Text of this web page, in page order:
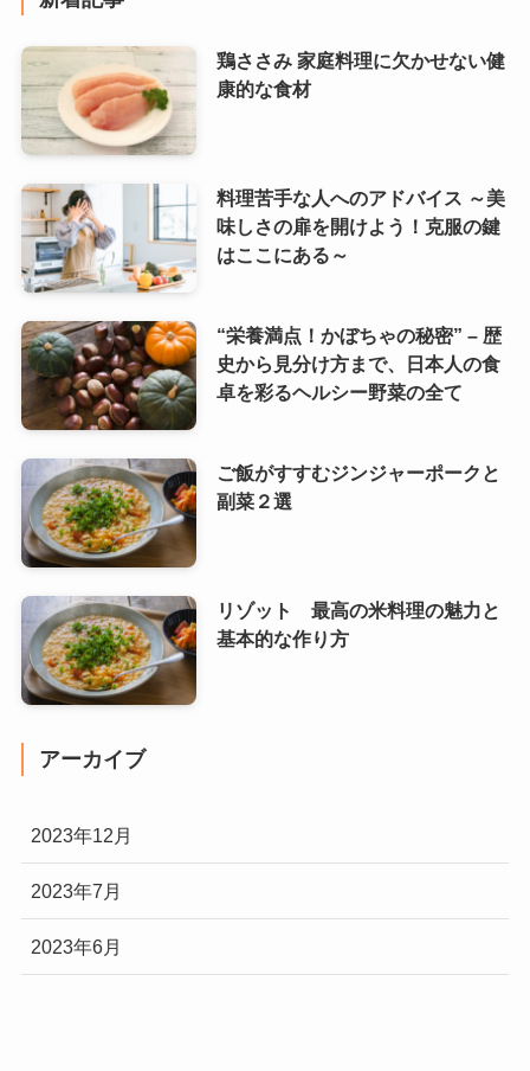
鶏ささみ 家庭料理に欠かせない健
康的な食材
料理苦手な人へのアドバイス ～美
味しさの扉を開けよう！克服の鍵
はここにある～
“栄養満点！かぼちゃの秘密” – 歴
史から見分け方まで、日本人の食
卓を彩るヘルシー野菜の全て
ご飯がすすむジンジャーポークと
副菜２選
リゾット 最高の米料理の魅力と
基本的な作り方
アーカイブ
2023年12月
2023年7月
2023年6月